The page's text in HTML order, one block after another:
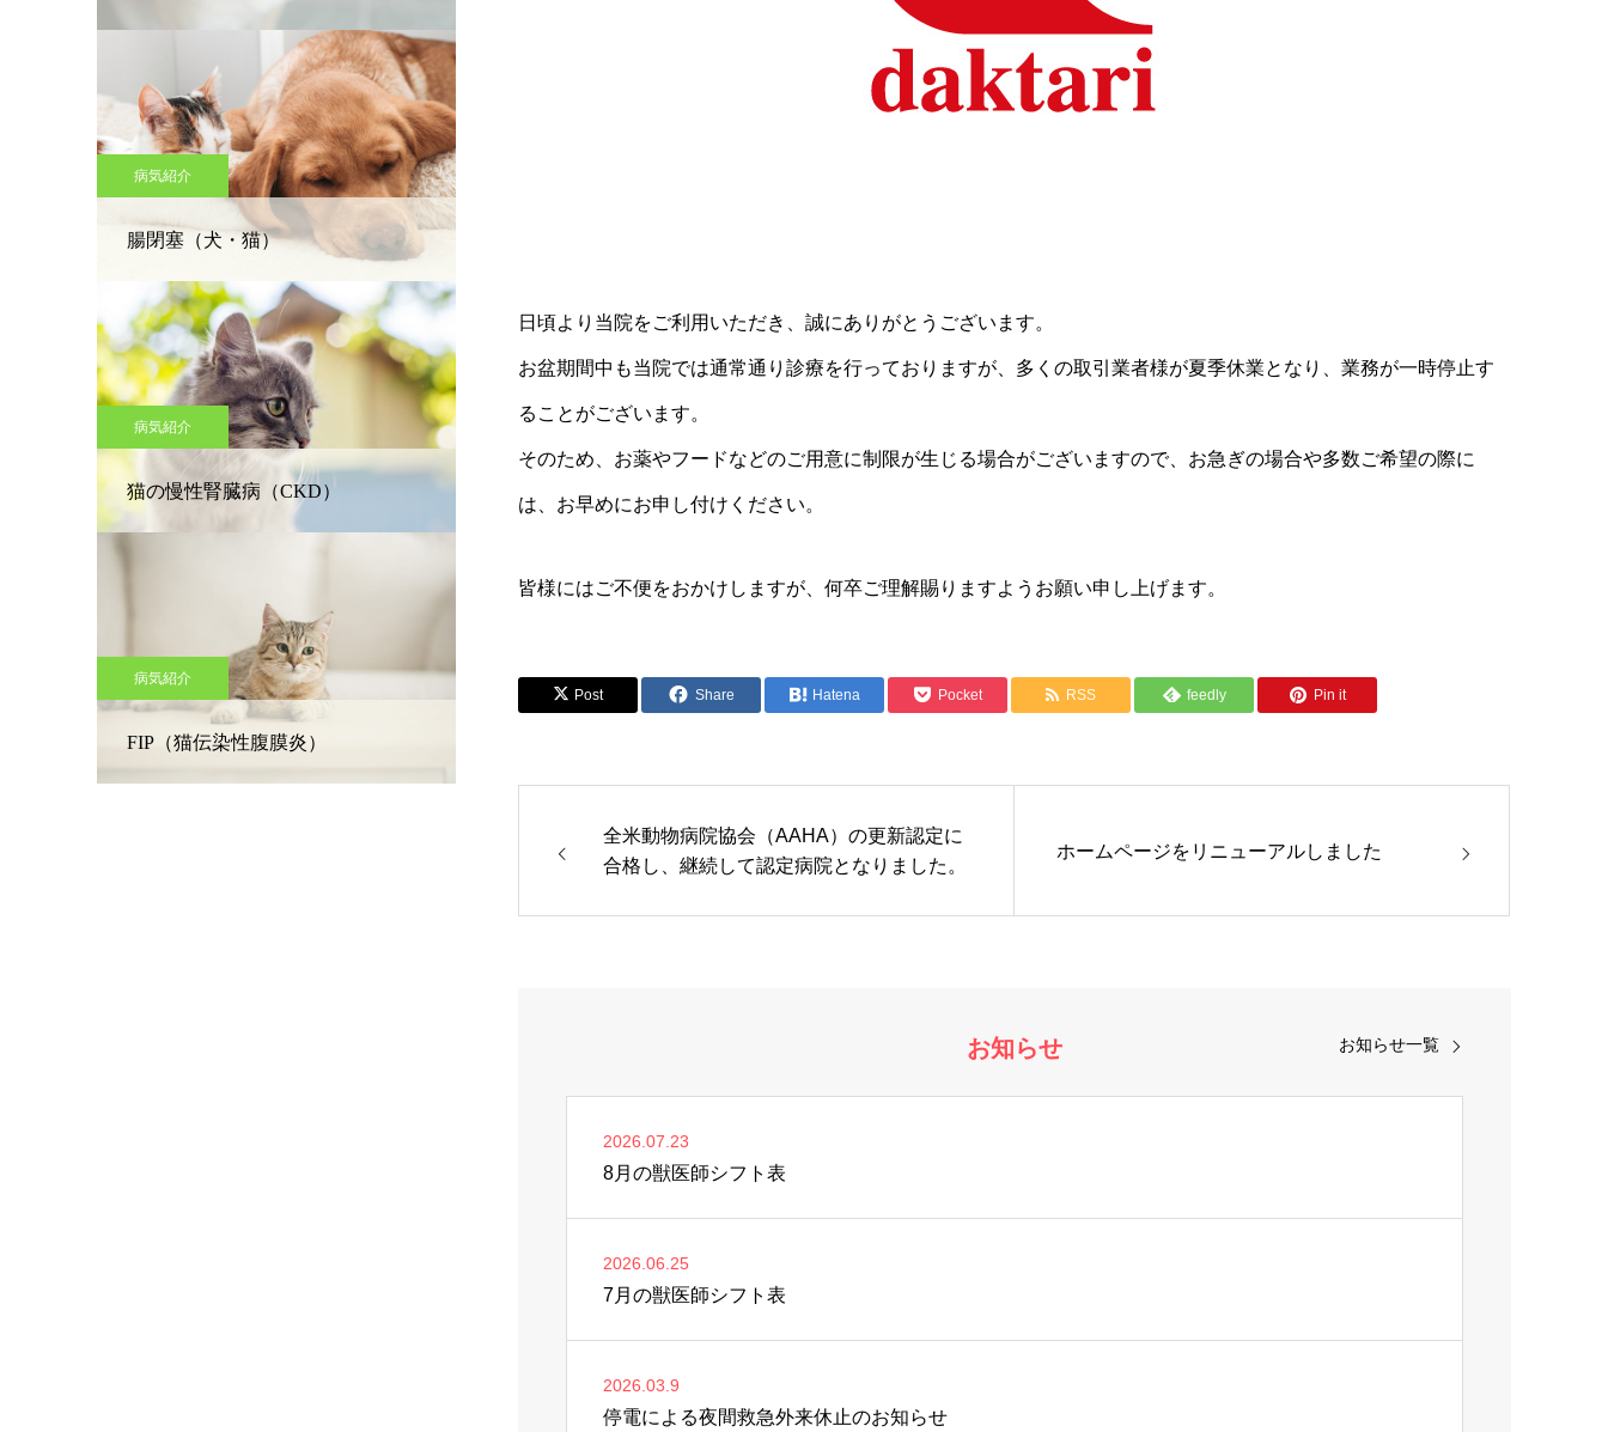
日頃より当院をご利用いただき、誠にありがとうございます。
お盆期間中も当院では通常通り診療を行っておりますが、多くの取引業者様が夏季休業となり、業務が一時停止す
ることがございます。
そのため、お薬やフードなどのご用意に制限が生じる場合がございますので、お急ぎの場合や多数ご希望の際に
は、お早めにお申し付けください。
皆様にはご不便をおかけしますが、何卒ご理解賜りますようお願い申し上げます。
Post Share Hatena Pocket RSS feedly Pin it
全米動物病院協会（AAHA）の更新認定に
合格し、継続して認定病院となりました。
ホームページをリニューアルしました
お知らせ
2026.07.23
8月の獣医師シフト表
2026.06.25
7月の獣医師シフト表
2026.03.9
停電による夜間救急外来休止のお知らせ
お知らせ一覧
病気紹介
腸閉塞（犬・猫）
病気紹介
猫の慢性腎臓病（CKD）
病気紹介
FIP（猫伝染性腹膜炎）